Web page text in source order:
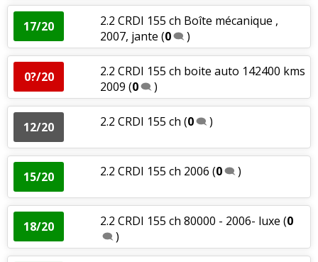
17/20
2.2 CRDI 155 ch Boîte mécanique ,
2007, jante (0 )
0?/20
2.2 CRDI 155 ch boite auto 142400 kms
2009 (0 )
12/20 2.2 CRDI 155 ch (0 )
15/20 2.2 CRDI 155 ch 2006 (0 )
18/20 2.2 CRDI 155 ch 80000 - 2006- luxe (0
)